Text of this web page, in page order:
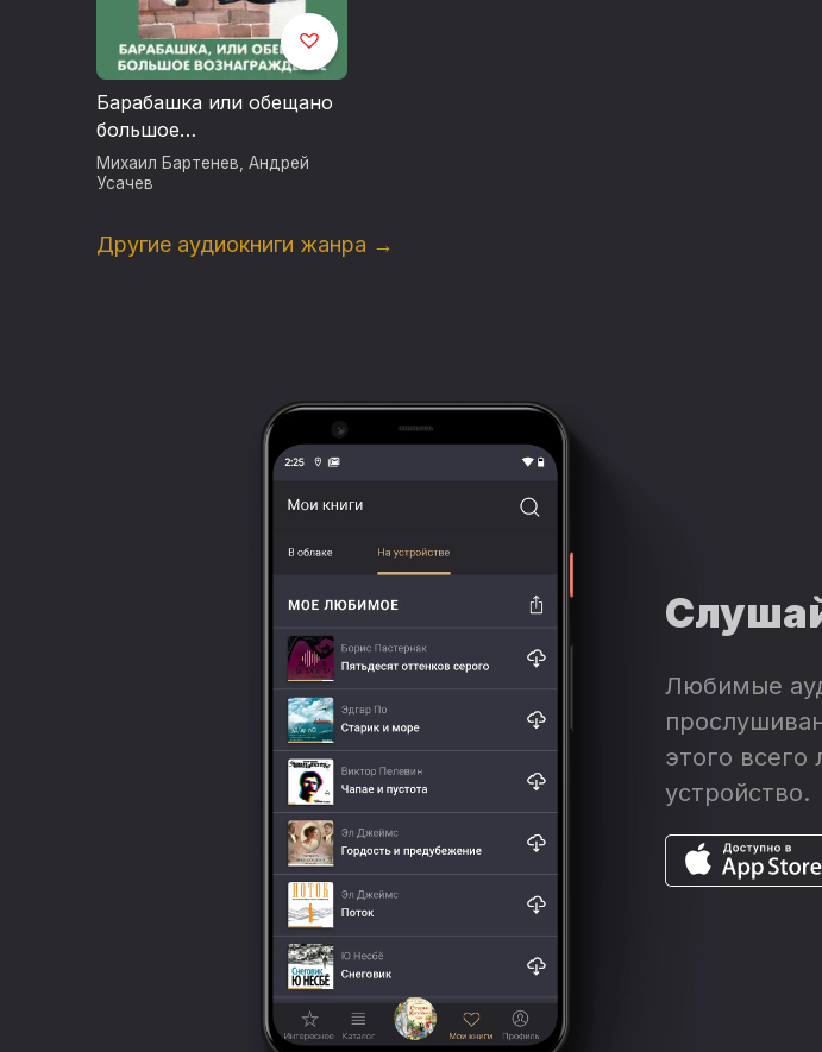
Барабашка или обещано
большое
вознаграждение!
Михаил Бартенев Андрей
Усачев
Другие аудиокниги жанра →
Любимые
этого всего
устройство.